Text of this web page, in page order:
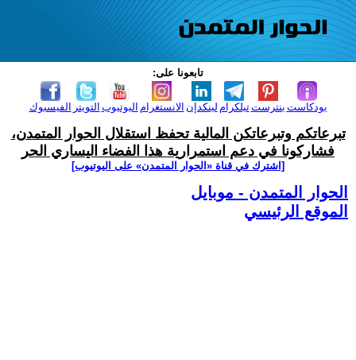
تابعونا على:
الفيسبوك التويتر اليوتيوب الانستغرام لينكدإن تيلكرامبنترست بودكاست
تبرعاتكم وتبرعاتكن المالية تحفظ استقلال الحوار المتمدن،
فشاركونا في دعم استمرارية هذا الفضاء اليساري الحر
[اشترك في قناة ‫«الحوار المتمدن» على اليوتيوب]
الحوار المتمدن - موبايل
الموقع الرئيسي